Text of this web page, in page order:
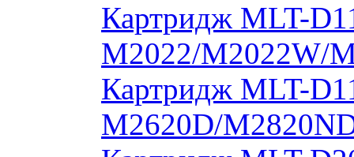
Картридж MLT-
M2022/M2022W/
Картридж MLT-
M2620D/